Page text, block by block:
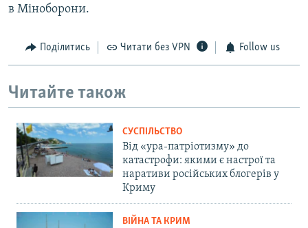
в Міноборони.
Поділитись Читати без VPN Follow us
Читайте також
СУСПІЛЬСТВО
Від «ура-патріотизму» до
катастрофи: якими є настрої та
наративи російських блогерів у
Криму
ВІЙНА ТА КРИМ